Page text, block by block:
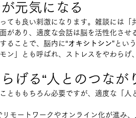
元気になる
ても良い刺激になります。雑談には
があり、適度な会話は脳を活性化させ
ることで、脳内に“オキシトシン”とい
ン」とも呼ばれ、ストレスをやわらげ
げる“人とのつなが
とももちろん必要ですが、適度な「
モートワークやオンライン化が進み